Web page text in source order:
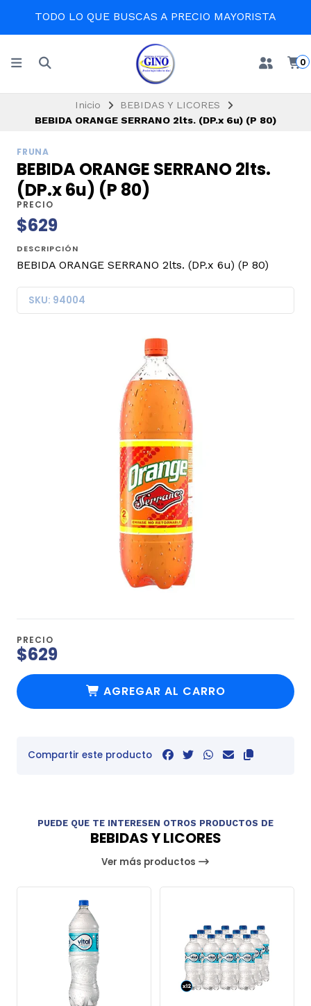
TODO LO QUE BUSCAS A PRECIO MAYORISTA
0
Inicio
BEBIDAS Y LICORES
BEBIDA ORANGE SERRANO 2lts. (DP.x 6u) (P 80)
FRUNA
BEBIDA ORANGE SERRANO 2lts.
(DP.x 6u) (P 80)
PRECIO
$629
DESCRIPCIÓN
BEBIDA ORANGE SERRANO 2lts. (DP.x 6u) (P 80)
SKU: 94004
PRECIO
$629
AGREGAR AL CARRO
Compartir este producto
PUEDE QUE TE INTERESEN OTROS PRODUCTOS DE
BEBIDAS Y LICORES
Ver más productos